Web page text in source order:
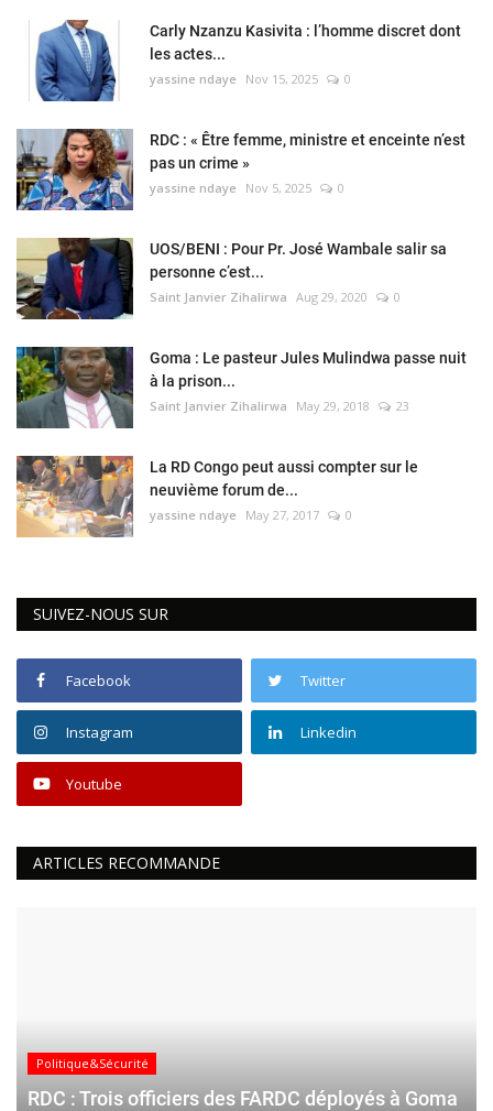
Carly Nzanzu Kasivita : l’homme discret dont
les actes...
yassine ndaye Nov 15, 2025 0
RDC : « Être femme, ministre et enceinte n’est
pas un crime »
yassine ndaye Nov 5, 2025 0
UOS/BENI : Pour Pr. José Wambale salir sa
personne c’est...
Saint Janvier Zihalirwa Aug 29, 2020 0
Goma : Le pasteur Jules Mulindwa passe nuit
à la prison...
Saint Janvier Zihalirwa May 29, 2018 23
La RD Congo peut aussi compter sur le
neuvième forum de...
yassine ndaye May 27, 2017 0
SUIVEZ-NOUS SUR
Facebook Twitter
Instagram Linkedin
Youtube
ARTICLES RECOMMANDE
Politique&Sécurité
RDC : Trois officiers des FARDC déployés à Goma